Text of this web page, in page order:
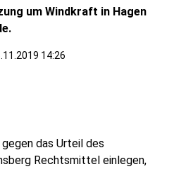
um Windkraft in Hagen
14:26
das Urteil des
Rechtsmittel einlegen,